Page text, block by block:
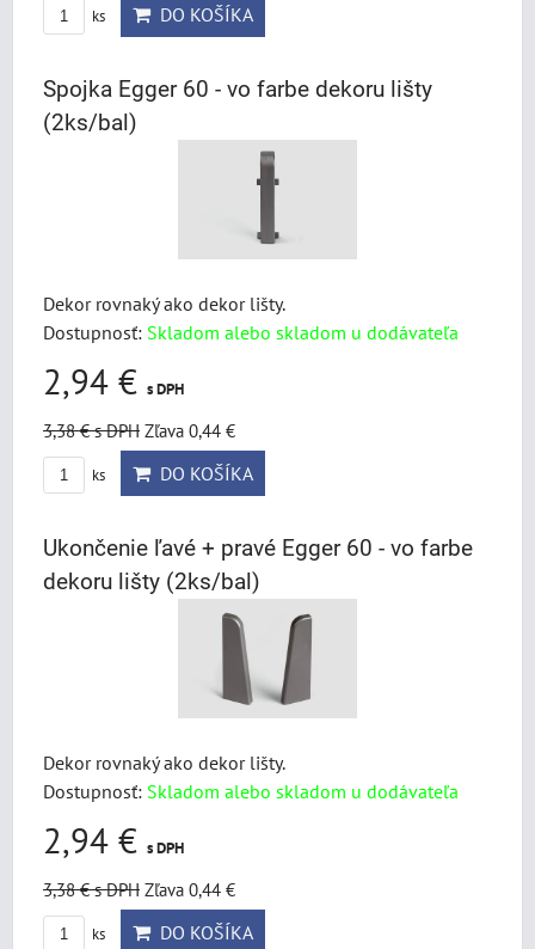
ks DO KOŠÍKA
Spojka Egger 60 - vo farbe dekoru lišty
(2ks/bal)
Dekor rovnaký ako dekor lišty.
Dostupnosť: Skladom alebo skladom u dodávateľa
2,94 € s DPH
3,38 €s DPH Zľava 0,44 €
ks DO KOŠÍKA
Ukončenie ľavé + pravé Egger 60 - vo farbe
dekoru lišty (2ks/bal)
Dekor rovnaký ako dekor lišty.
Dostupnosť: Skladom alebo skladom u dodávateľa
2,94 € s DPH
3,38 €s DPH Zľava 0,44 €
ks DO KOŠÍKA